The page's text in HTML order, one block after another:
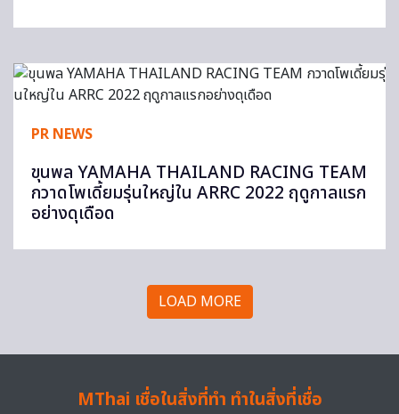
PR NEWS
ขุนพล YAMAHA THAILAND RACING TEAM
กวาดโพเดี้ยมรุ่นใหญ่ใน ARRC 2022 ฤดูกาลแรก
อย่างดุเดือด
LOAD MORE
MThai เชื่อในสิ่งที่ทำ ทำในสิ่งที่เชื่อ